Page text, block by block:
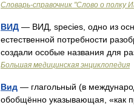
Словарь-справочник "Слово о полку
ВИД — ВИД, species, одно из
естественной потребности
создали особые названия для
Большая медицинская энциклопедия
Вид — глагольный (в
обобщённо указывающая, «как